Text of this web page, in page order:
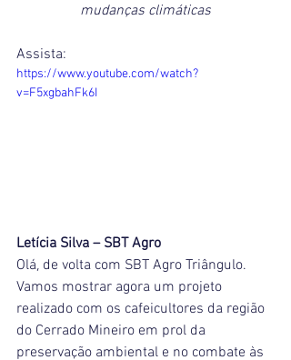
mudanças climáticas
Assista:
https://www.youtube.com/watch?
v=F5xgbahFk6I
Letícia Silva – SBT Agro
Olá, de volta com SBT Agro Triângulo.
Vamos mostrar agora um projeto
realizado com os cafeicultores da região
do Cerrado Mineiro em prol da
preservação ambiental e no combate às